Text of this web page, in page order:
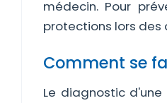
médecin. Pour
protections lors des
Comment se
Le diagnostic